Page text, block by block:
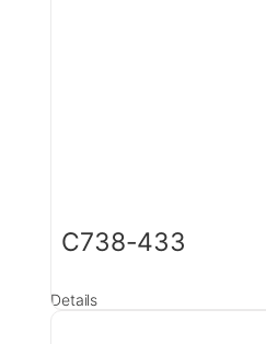
C738-433
Details